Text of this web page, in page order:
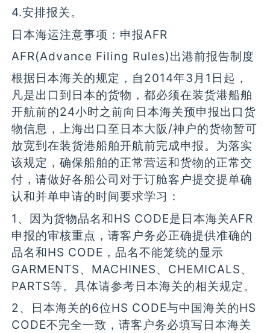
4.安排报关。
日本海运注意事项：申报AFR
AFR(Advance Filing Rules)出港前报告制度
根据日本海关的规定，自2014年3月1日起，
凡是出口到日本的货物，都必须在装货港船舶
开航前的24小时之前向日本海关预申报出口货
物信息，上海出口至日本大阪/神户的货物暂可
放宽到在装货港船舶开航前完成申报。为落实
该规定，确保船舶的正常营运和货物的正常交
付，请做好各船公司对于订舱客户提交提单确
认和并单申请的时间要求学习：
1、因为货物品名和HS CODE是日本海关AFR
申报的审核重点，请客户务必正确提供准确的
品名和HS CODE，品名不能笼统的显示
GARMENTS、MACHINES、CHEMICALS、
PARTS等。具体请参考日本海关的相关规定。
2、日本海关的6位HS CODE与中国海关的HS
CODE不完全一致，请客户务必填写日本海关